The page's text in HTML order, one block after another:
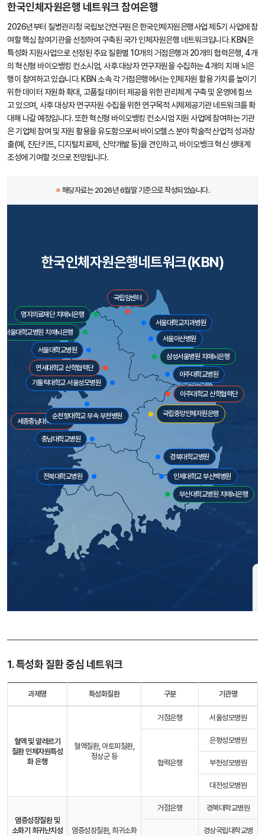
한국인체자원은행 네트워크 참여은행
2026년부터 질병관리청 국립보건연구원은 한국인체자원은행사업 제5기 사업에 참
여할 핵심 참여기관을 선정하여 구축된 국가 인체자원은행 네트워크입니다. KBN은
특성화 지원사업으로 선정된 주요 질환별 10개의 거점은행과 20개의 협력은행, 4개
의 혁신형 바이오뱅킹 컨소시엄, 사후 대상자 연구자원을 수집하는 4개의 치매 뇌은
행이 참여하고 있습니다. KBN 소속 각 거점은행에서는 인체자원 활용 가치를 높이기
위한 데이터 자원화 확대, 고품질 데이터 제공을 위한 관리체계 구축 및 운영에 힘쓰
고 있으며, 사후 대상자 연구자원 수집을 위한 연구목적 시체제공기관 네트워크를 확
대해 나갈 예정입니다. 또한 혁신형 바이오뱅킹 컨소시엄 지원 사업에 참여하는 기관
은 기업체 참여 및 자원 활용을 유도함으로써 바이오헬스 분야 학술적 산업적 성과창
출(예, 진단키트, 디지털치료제, 신약개발 등)을 견인하고, 바이오뱅크 혁신 생태계
조성에 기여할 것으로 전망됩니다.
※ 해당자료는 2026년 6월말 기준으로 작성되었습니다.
한국인체자원은행네트워크(KBN)
국립암센터
서울대학교치과병원
서울아산병원
삼성서울병원 치매뇌은행
아주대학교병원
아주대학교 산학협력단
국립중앙인체자원은행
경북대학교병원
인제대학교 부산백병원
부산대학교병원 치매뇌은행
전북대학교병원
충남대학교병원
세종충남대학교병원
순천향대학교 부속 부천병원
가톨릭대학교 서울성모병원
연세대학교 산학협력단
서울대학교병원
서울대학교병원 치매뇌은행
명지의료재단 치매뇌은행
1. 특성화 질환 중심 네트워크
과제명 특성화질환 구분 기관명
혈액 및 알레르기
질환 인체자원특성
화 은행
혈액질환, 아토피질환,
정상군 등
거점은행 서울성모병원
협력은행
은평성모병원
부천성모병원
대전성모병원
염증성장질환 및
소화기 희귀난치성
염증성장질환, 희귀소화
거점은행 경북대학교병원
경상국립대학교병